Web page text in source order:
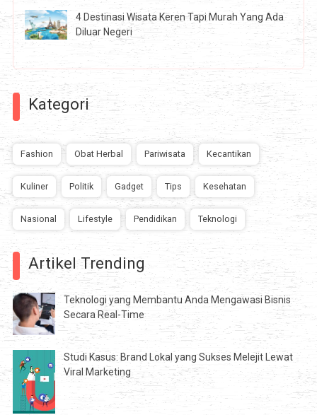
4 Destinasi Wisata Keren Tapi Murah Yang Ada
Diluar Negeri
Kategori
Fashion Obat Herbal Pariwisata Kecantikan
Kuliner Politik Gadget Tips Kesehatan
Nasional Lifestyle Pendidikan Teknologi
Artikel Trending
Teknologi yang Membantu Anda Mengawasi Bisnis
Secara Real-Time
Studi Kasus: Brand Lokal yang Sukses Melejit Lewat
Viral Marketing